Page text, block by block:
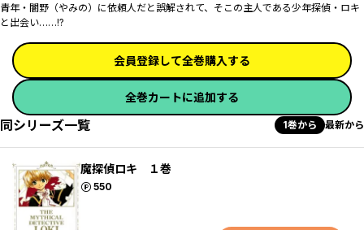
青年・闇野（やみの）に依頼人だと誤解されて、そこの主人である少年探偵・ロキ
と出会い……!?
会員登録して全巻購入する
全巻カートに追加する
同シリーズ一覧 1巻から 最新から
魔探偵ロキ １巻
550
ポイント